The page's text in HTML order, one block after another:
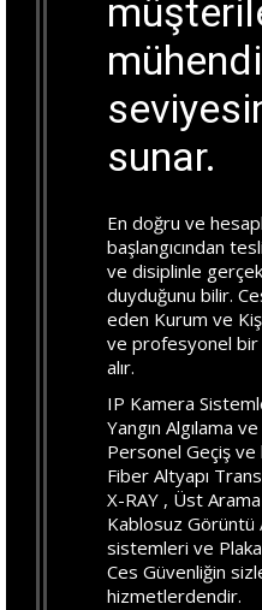
sunar.
En doğru ve
başlangıcından
ve disiplinle
duyduğunu bilir.
eden Kurum ve
ve profesyonel
alır.
IP Kamera
Yangın Algılama
Personel Geçiş
Fiber Altyapı
X-RAY , Üst
Kablosuz Görüntü
sistemleri ve
Ces Güvenliğin
hizmetlerdendir.